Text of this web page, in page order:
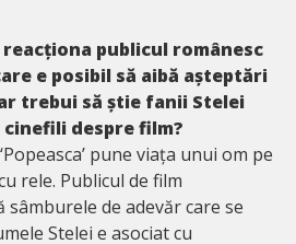
reacționa publicul românesc
e posibil să aibă așteptări
trebui să știe fanii Stelei
cinefili despre film?
pune viața unui om pe
rele. Publicul de film
de adevăr care se
Stelei e asociat cu